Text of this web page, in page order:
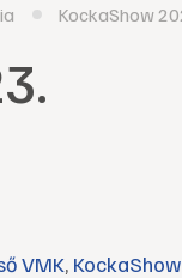
KockaShow
VMK, KockaShow